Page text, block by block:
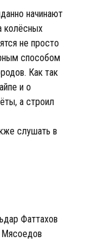
начинают
колёсных
не просто
способом
Как так
и о
а строил
слушать в
Фаттахов
Мясоедов